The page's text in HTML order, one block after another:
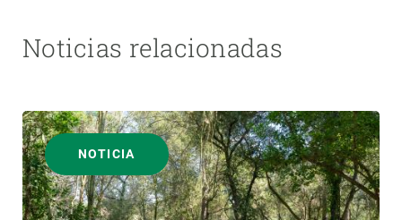
Noticias relacionadas
NOTICIA